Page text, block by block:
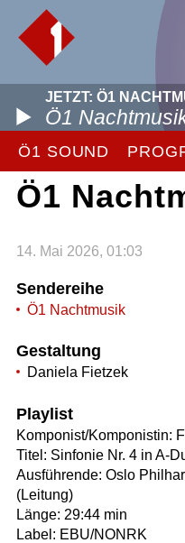
JETZT: Ö1
Ö1
Ö1 SOUND
Ö1
14. Mai 2026, 01:03
Sendereihe
Ö1 Nachtmusik
Gestaltung
Daniela Fietzek
Playlist
Komponist/Komponistin:
Titel: Sinfonie Nr. 4 in A-
Ausführende: Oslo
(Leitung)
Länge: 29:44 min
Label: EBU/NONRK